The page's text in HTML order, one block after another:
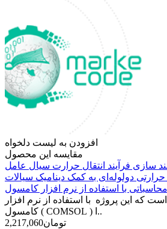
افزودن به لیست دلخواه
مقایسه این محصول
سازی فرآیند انتقال حرارت سیال عامل
حرارتی دولوله‌ای به کمک دینامیک سیالات
محاسباتی با استفاده از نرم افزار کامسول
است که این پروژه با استفاده از نرم افزار
کامسول ( COMSOL ) ا..
2,217,060تومان